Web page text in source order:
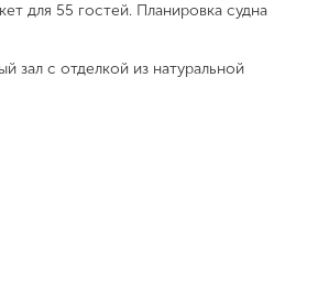
для 55 гостей. Планировка судна
зал с отделкой из натуральной